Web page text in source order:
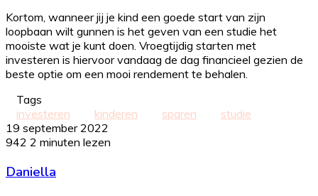
Kortom, wanneer jij je kind een goede start van zijn
loopbaan wilt gunnen is het geven van een studie het
mooiste wat je kunt doen. Vroegtijdig starten met
investeren is hiervoor vandaag de dag financieel gezien de
beste optie om een mooi rendement te behalen.
Tags
investeren
kinderen sparen
studie
19 september 2022
942 2 minuten lezen
Daniella